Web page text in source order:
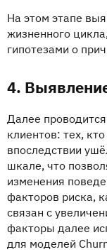
На этом этапе
жизненного
гипотезами о
4.
Далее
клиентов: тех,
впоследствии
шкале, что
изменения
факторов риска,
связан с
факторы далее
для моделей